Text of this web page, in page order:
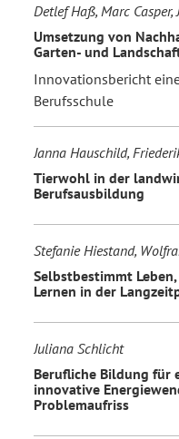
Detlef Haß, Marc
Umsetzung von
Garten- und
Innovationsbericht
Berufsschule
Janna Hauschild,
Tierwohl in der
Berufsausbildung
Stefanie Hiestand,
Selbstbestimmt
Lernen in der
Juliana Schlicht
Berufliche Bildung für
innovative
Problemaufriss